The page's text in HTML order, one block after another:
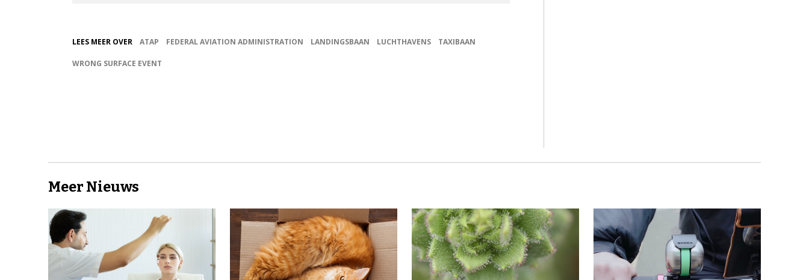
LEES MEER OVER ATAP FEDERAL AVIATION ADMINISTRATION LANDINGSBAAN LUCHTHAVENS TAXIBAAN
WRONG SURFACE EVENT
Meer Nieuws